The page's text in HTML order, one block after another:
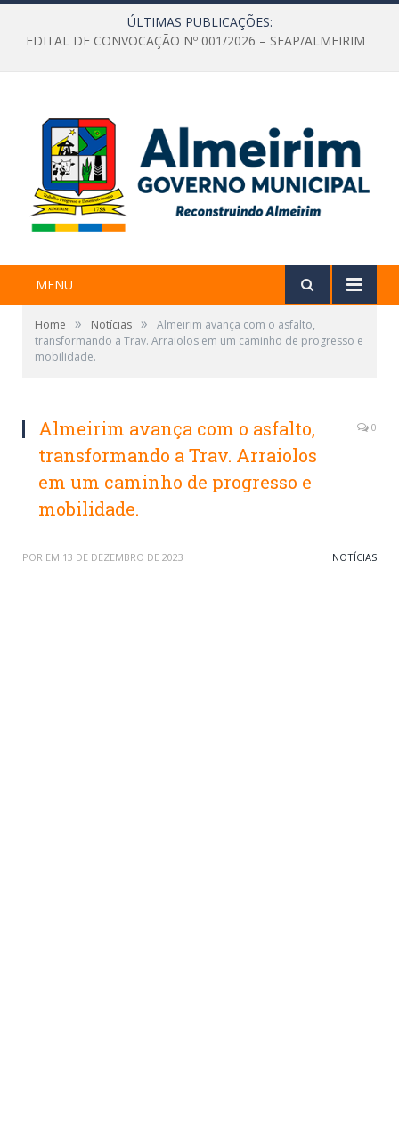
ÚLTIMAS PUBLICAÇÕES:
EDITAL DE CONVOCAÇÃO Nº 001/2026 – SEAP/ALMEIRIM
MENU
Home » Notícias »
Almeirim avança com o asfalto,
transformando a Trav. Arraiolos em um caminho de progresso e
mobilidade.
Almeirim avança com o asfalto,
transformando a Trav. Arraiolos
em um caminho de progresso e
mobilidade.
0
POR EM 13 DE DEZEMBRO DE 2023 NOTÍCIAS